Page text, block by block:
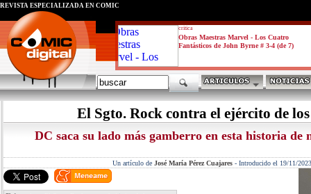
critica
Obras Maestras Marvel - Los Cuatro
Fantásticos de John Byrne # 3-4 (de 7)
REVISTA ESPECIALIZADA EN CÓMIC
El Sgto. Rock contra el ejército de
DC saca su lado más gamberro en esta historia de
Un artículo de José María Pérez Cuajares- Introducido el 19/11/2023